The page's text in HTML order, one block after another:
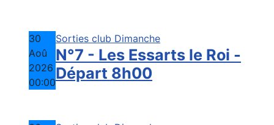
30
Aoû
2026
00:00
Sorties club Dimanche
N°7 - Les Essarts le Roi -
Départ 8h00